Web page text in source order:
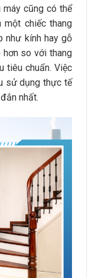
máy cũng có thể
một chiếc thang
như kính hay gỗ
hơn so với thang
tiêu chuẩn. Việc
sử dụng thực tế
nhất.